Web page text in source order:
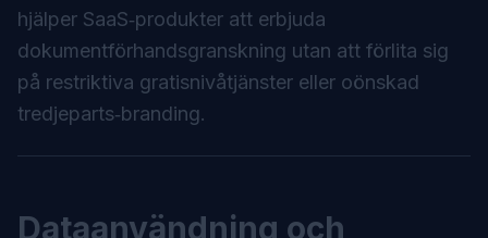
hjälper SaaS‑produkter att erbjuda
dokumentförhandsgranskning utan att förlita sig
på restriktiva gratisnivåtjänster eller oönskad
tredjeparts‑branding.
Dataanvändning och